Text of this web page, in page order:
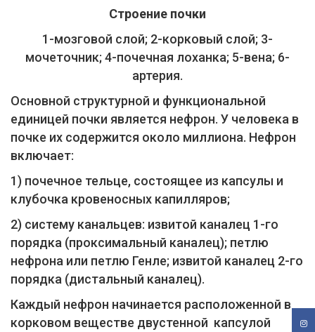
Строение почки
1-мозговой слой; 2-корковый слой; 3-
мочеточник; 4-почечная лоханка; 5-вена; 6-
артерия.
Основной структурной и функциональной
единицей почки является нефрон. У человека в
почке их содержится около миллиона. Нефрон
включает:
1) почечное тельце, состоящее из капсулы и
клубочка кровеносных капилляров;
2) систему канальцев: извитой каналец 1-го
порядка (проксимальный каналец); петлю
нефрона или петлю Генле; извитой каналец 2-го
порядка (дистальный каналец).
Каждый нефрон начинается расположенной в
корковом веществе двустенной капсулой